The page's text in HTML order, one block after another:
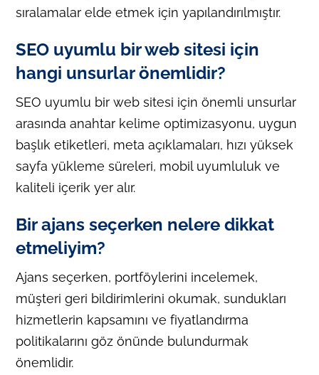
sıralamalar elde etmek için yapılandırılmıştır.
SEO uyumlu bir web sitesi için
hangi unsurlar önemlidir?
SEO uyumlu bir web sitesi için önemli unsurlar
arasında anahtar kelime optimizasyonu, uygun
başlık etiketleri, meta açıklamaları, hızı yüksek
sayfa yükleme süreleri, mobil uyumluluk ve
kaliteli içerik yer alır.
Bir ajans seçerken nelere dikkat
etmeliyim?
Ajans seçerken, portföylerini incelemek,
müşteri geri bildirimlerini okumak, sundukları
hizmetlerin kapsamını ve fiyatlandırma
politikalarını göz önünde bulundurmak
önemlidir.